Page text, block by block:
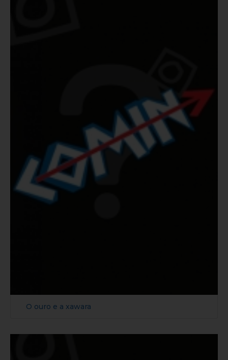
O ouro e a xawara